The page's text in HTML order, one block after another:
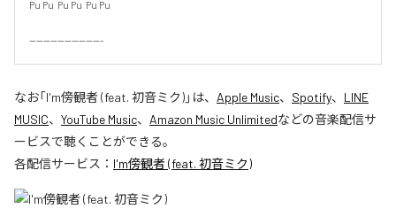
Pu Pu  Pu Pu  Pu Pu
---------------------
なお「I'm傍観者 (feat. 初音ミク)」は、 Apple Music、 Spotify、 LINE
MUSIC、 YouTube Music、 Amazon Music Unlimitedなどの音楽配信サ
ービスで聴くことができる。
各配信サービス： I'm傍観者 (feat. 初音ミク)